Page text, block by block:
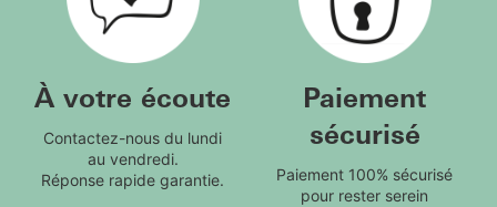
À votre écoute
Contactez-nous du lundi
au vendredi.
Réponse rapide garantie.
Paiement
sécurisé
Paiement 100% sécurisé
pour rester serein